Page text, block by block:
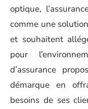
optique,
comme une
et souhaitent
pour
d’assurance
démarque en
besoins de ses